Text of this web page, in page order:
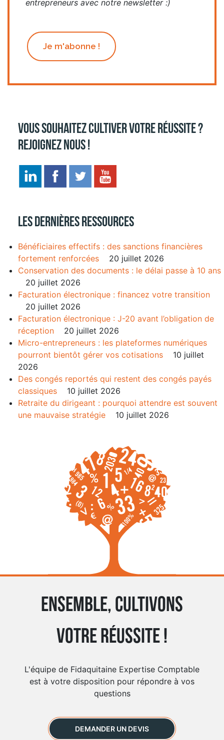
entrepreneurs avec notre newsletter :)
Je m'abonne !
Vous souhaitez cultiver votre réussite ?
Rejoignez nous !
Les dernières ressources
Bénéficiaires effectifs : des sanctions financières
fortement renforcées
20 juillet 2026
Conservation des documents : le délai passe à 10 ans
20 juillet 2026
Facturation électronique : financez votre transition
20 juillet 2026
Facturation électronique : J-20 avant l’obligation de
réception
20 juillet 2026
Micro-entrepreneurs : les plateformes numériques
pourront bientôt gérer vos cotisations
10 juillet
2026
Des congés reportés qui restent des congés payés
classiques
10 juillet 2026
Retraite du dirigeant : pourquoi attendre est souvent
une mauvaise stratégie
10 juillet 2026
Ensemble, cultivons
votre réussite !
L'équipe de Fidaquitaine Expertise Comptable
est à votre disposition pour répondre à vos
questions
DEMANDER UN DEVIS